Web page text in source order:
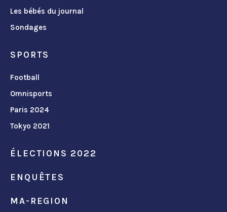
Les bébés du journal
Sondages
SPORTS
Football
Omnisports
Paris 2024
Tokyo 2021
ÉLECTIONS 2022
ENQUÊTES
MA-REGION